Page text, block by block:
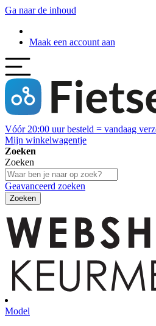
Ga naar de inhoud
Maak een account aan
Vóór 20:00 uur besteld = vandaag
Mijn winkelwagentje
Zoeken
Zoeken
Geavanceerd zoeken
Zoeken
Model